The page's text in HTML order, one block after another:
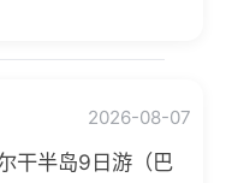
2026-08-07
干半岛9日游（巴